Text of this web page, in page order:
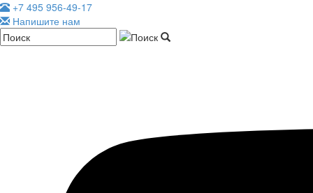
+7 495 956-49-17
Напишите нам